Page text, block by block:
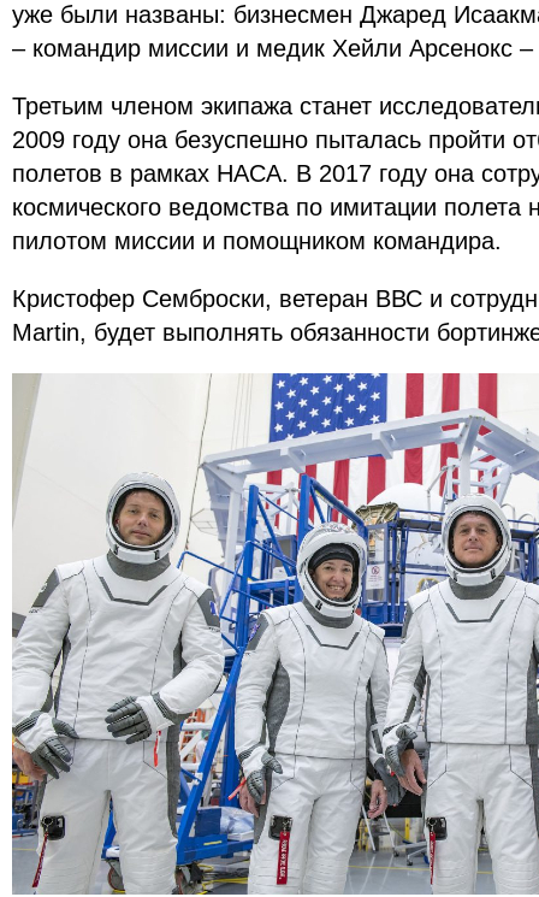
уже были названы: бизнесмен Джаред
– командир миссии и медик Хейли Арсенокс –
Третьим членом экипажа станет
2009 году она безуспешно пыталась пройти
полетов в рамках НАСА. В 2017 году она
космического ведомства по имитации
пилотом миссии и помощником командира.
Кристофер Семброски, ветеран ВВС и
Martin, будет выполнять обязанности